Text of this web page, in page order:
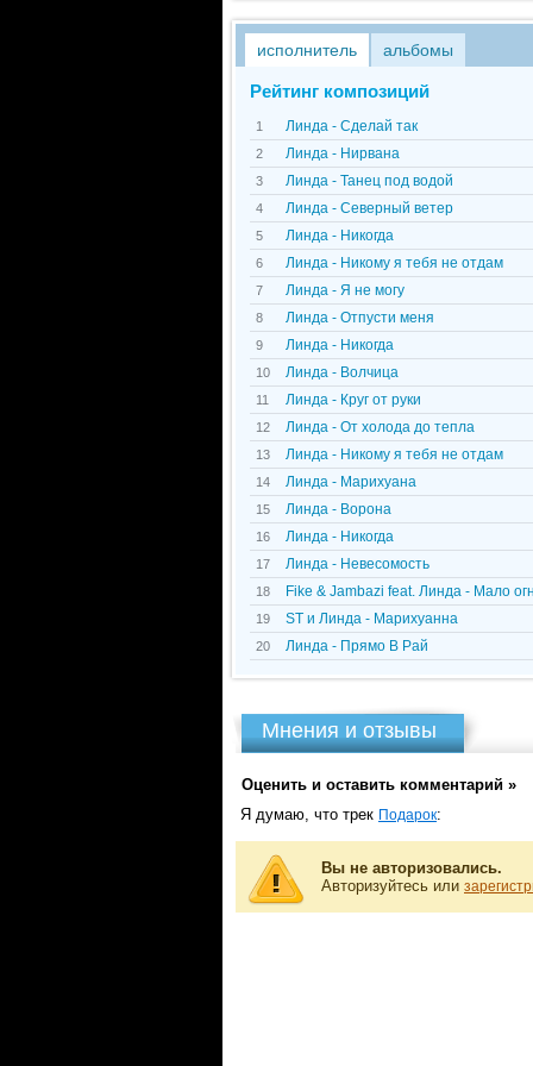
исполнитель альбомы
Рейтинг композиций
1 Линда - Сделай так
2 Линда - Нирвана
3 Линда - Танец под водой
4 Линда - Северный ветер
5 Линда - Никогда
6 Линда - Никому я тебя не отдам
7 Линда - Я не могу
8 Линда - Отпусти меня
9 Линда - Никогда
10 Линда - Волчица
11 Линда - Круг от руки
12 Линда - От холода до тепла
13 Линда - Никому я тебя не отдам
14 Линда - Марихуана
15 Линда - Ворона
16 Линда - Никогда
17 Линда - Невесомость
18 Fike & Jambazi feat. Линда - Мало
19 ST и Линда - Марихуанна
20 Линда - Прямо В Рай
Мнения и отзывы
Оценить и оставить комментарий »
Я думаю, что трек Подарок:
Вы не авторизовались.
Авторизуйтесь или